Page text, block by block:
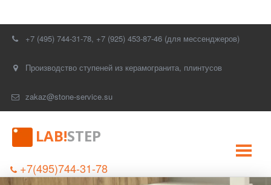
+7 (495) 744-31-78, +7 (925) 453-87-46 (для мессенджеров)
Производство ступеней из керамогранита, плинтусов
zakaz@stone-service.su
LAB!STEP
+7(495)744-31-78